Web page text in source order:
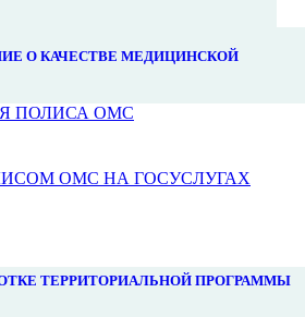
О КАЧЕСТВЕ МЕДИЦИНСКОЙ
ПОЛИСА ОМС
ОМС НА ГОСУСЛУГАХ
ТЕРРИТОРИАЛЬНОЙ ПРОГРАММЫ